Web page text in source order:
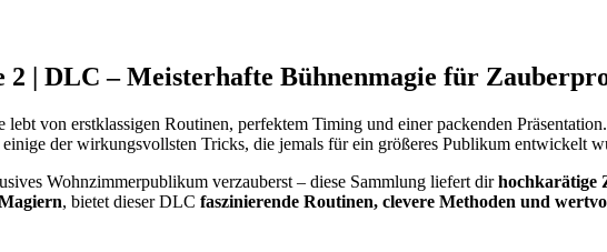
| DLC – Meisterhafte Bühnenmagie für
von erstklassigen Routinen, perfektem Timing und einer packenden Präsentation.
der wirkungsvollsten Tricks, die jemals für ein größeres Publikum entwickelt
Wohnzimmerpublikum verzauberst – diese Sammlung liefert dirhochkarätige
, bietet dieser DLC faszinierende Routinen, clevere Methoden und